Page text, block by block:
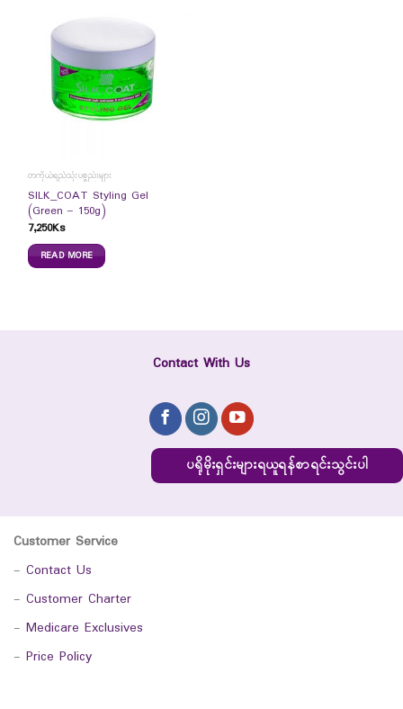
တကိုယ်ရည်သုံးပစ္စည်းများ
SILK_COAT Styling Gel
(Green – 150g)
7,250Ks
READ MORE
Contact With Us
ပရိုမိုးရှင်းများရယူရန်စာရင်းသွင်းပါ
Customer Service
- Contact Us
- Customer Charter
- Medicare Exclusives
- Price Policy